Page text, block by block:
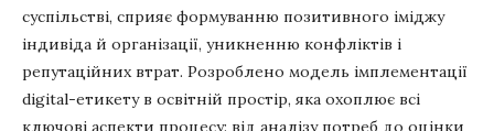
суспільстві, сприяє формуванню позитивного іміджу
індивіда й організації, уникненню конфліктів і
репутаційних втрат. Розроблено модель імплементації
digital-етикету в освітній простір, яка охоплює всі
ключові аспекти процесу: від аналізу потреб до оцінки